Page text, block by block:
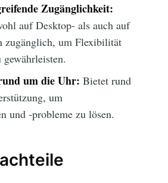
Zugänglichkeit:
auf Desktop- als auch auf
zugänglich, um Flexibilität
um die Uhr: Bietet rund
um
und -probleme zu lösen.